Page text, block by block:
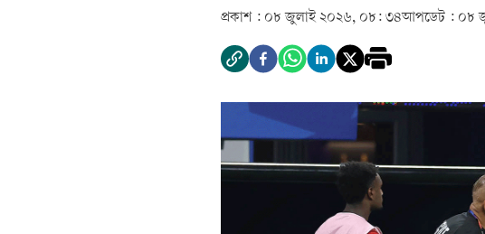
প্রকাশ : ০৮ জুলাই ২০২৬, ০৮: ৩৪আপডেট : ০৮